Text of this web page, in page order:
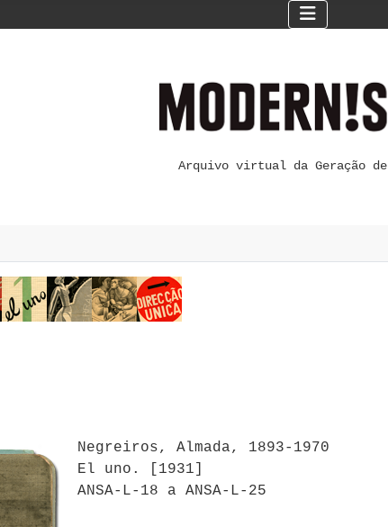
Arquivo virtual da Geração de
Negreiros, Almada, 1893-1970
El uno. [1931]
ANSA-L-18 a ANSA-L-25